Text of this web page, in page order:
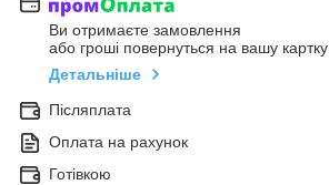
Ви отримаєте замовлення
або гроші повернуться на вашу картку
Детальніше
Післяплата
Оплата на рахунок
Готівкою